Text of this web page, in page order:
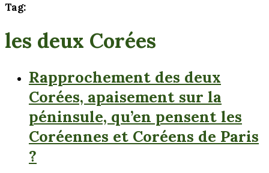
Tag:
les deux Corées
Rapprochement des deux
Corées, apaisement sur la
péninsule, qu’en pensent les
Coréennes et Coréens de Paris
?